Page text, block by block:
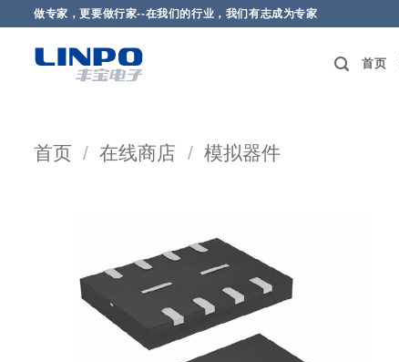
做专家，更要做行家--在我们的行业，我们有志成为专家
首页
首页 / 在线商店 / 模拟器件